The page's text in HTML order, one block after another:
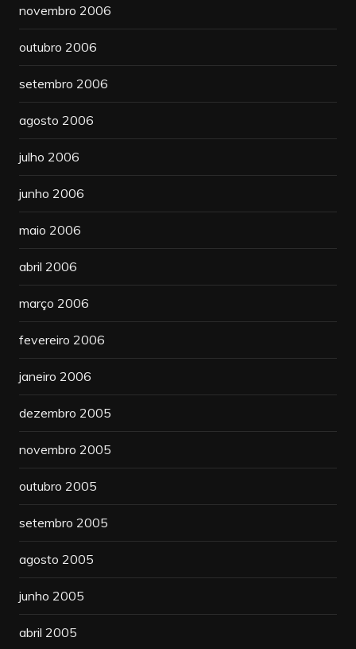
novembro 2006
outubro 2006
setembro 2006
agosto 2006
julho 2006
junho 2006
maio 2006
abril 2006
março 2006
fevereiro 2006
janeiro 2006
dezembro 2005
novembro 2005
outubro 2005
setembro 2005
agosto 2005
junho 2005
abril 2005